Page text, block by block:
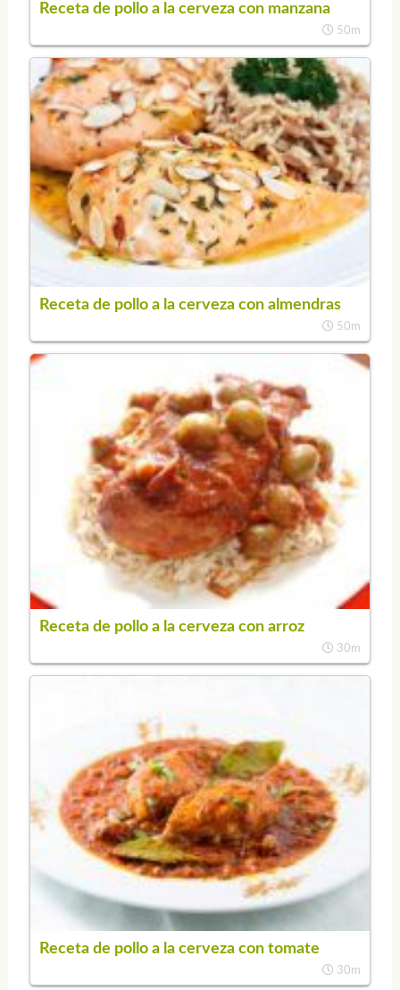
Receta de pollo a la cerveza con manzana
50m
Receta de pollo a la cerveza con almendras
50m
Receta de pollo a la cerveza con arroz
30m
Receta de pollo a la cerveza con tomate
30m